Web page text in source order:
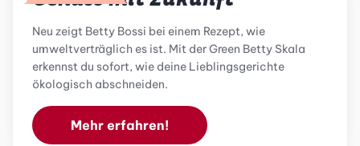
Neu zeigt Betty Bossi bei einem Rezept, wie
umweltverträglich es ist. Mit der Green Betty Skala
erkennst du sofort, wie deine Lieblingsgerichte
ökologisch abschneiden.
Mehr erfahren!